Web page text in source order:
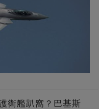
衛艦趴窩？巴基斯